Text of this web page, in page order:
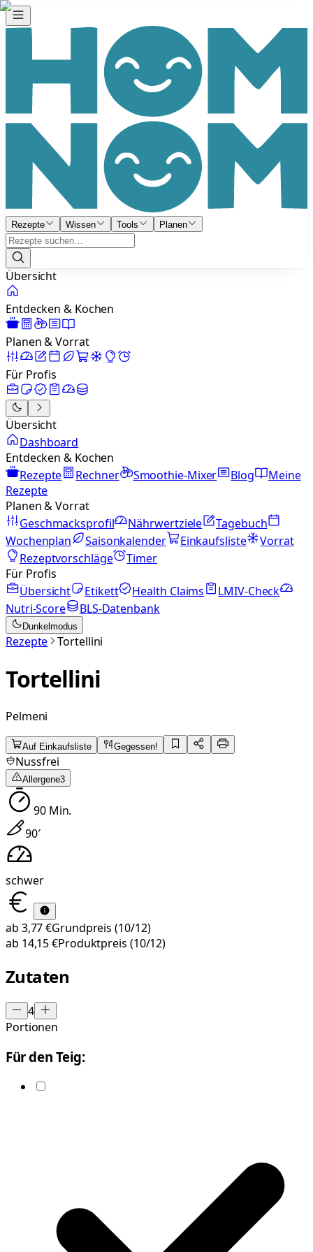
Rezepte Wissen Tools Planen
Übersicht
Entdecken & Kochen
Planen & Vorrat
Für Profis
Übersicht
Dashboard
Entdecken & Kochen
Rezepte
Rechner Smoothie-Mixer Blog
Meine
Rezepte
Planen & Vorrat
Geschmacksprofil
Nährwertziele
Tagebuch
Wochenplan
Saisonkalender Einkaufsliste
Vorrat
Rezeptvorschläge
Timer
Für Profis
Übersicht
Etikett Health Claims
LMIV-Check
Nutri-Score
BLS-Datenbank
Dunkelmodus
Rezepte Tortellini
Tortellini
Pelmeni
Auf Einkaufsliste Gegessen!
Nussfrei
Allergene3
90Min.
90′
schwer
ab 3,77 €Grundpreis (10/12)
ab 14,15 €Produktpreis (10/12)
Zutaten
4
Portionen
Für den Teig: